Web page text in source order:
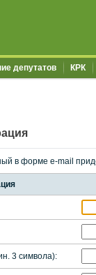
депутатов КРК
в форме e-mail
3 символа):